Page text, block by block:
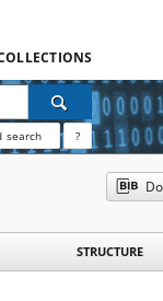
search ?
STRUCTURE